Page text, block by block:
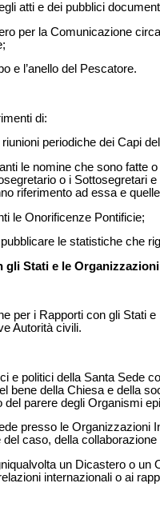
atti e dei pubblici
per la Comunicazione
e l’anello del Pescatore.
di:
periodiche dei Capi
le nomine che sono fatte
o i Sottosegretari
riferimento ad essa e
le Onorificenze Pontificie;
le statistiche che
gli Stati e le
per i Rapporti con gli Stati
Autorità civili.
e politici della Santa Sede
bene della Chiesa e della
del parere degli Organismi
presso le
caso, della
un Dicastero o
internazionali o ai